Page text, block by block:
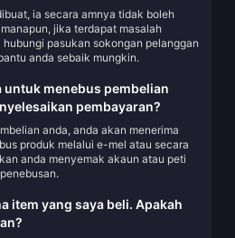
ia secara amnya tidak boleh
jika terdapat masalah
pasukan sokongan pelanggan
anda sebaik mungkin.
untuk menebus pembelian
pembayaran?
anda, anda akan menerima
produk melalui e-mel atau secara
anda menyemak akaun atau peti
item yang saya beli. Apakah